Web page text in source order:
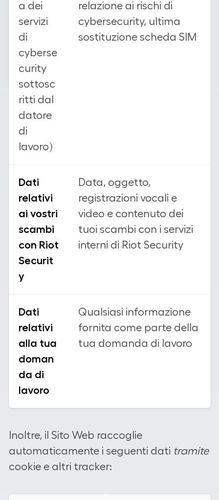
a dei
servizi
di
cyberse
curity
sottosc
ritti dal
datore
di
lavoro)
relazione ai rischi di
cybersecurity, ultima
sostituzione scheda SIM
Dati
relativi
ai vostri
scambi
con Riot
Securit
y
Data, oggetto,
registrazioni vocali e
video e contenuto dei
tuoi scambi con i servizi
interni di Riot Security
Dati
relativi
alla tua
doman
da di
lavoro
Qualsiasi informazione
fornita come parte della
tua domanda di lavoro
Inoltre, il Sito Web raccoglie
automaticamente i seguenti dati tramite
cookie e altri tracker: